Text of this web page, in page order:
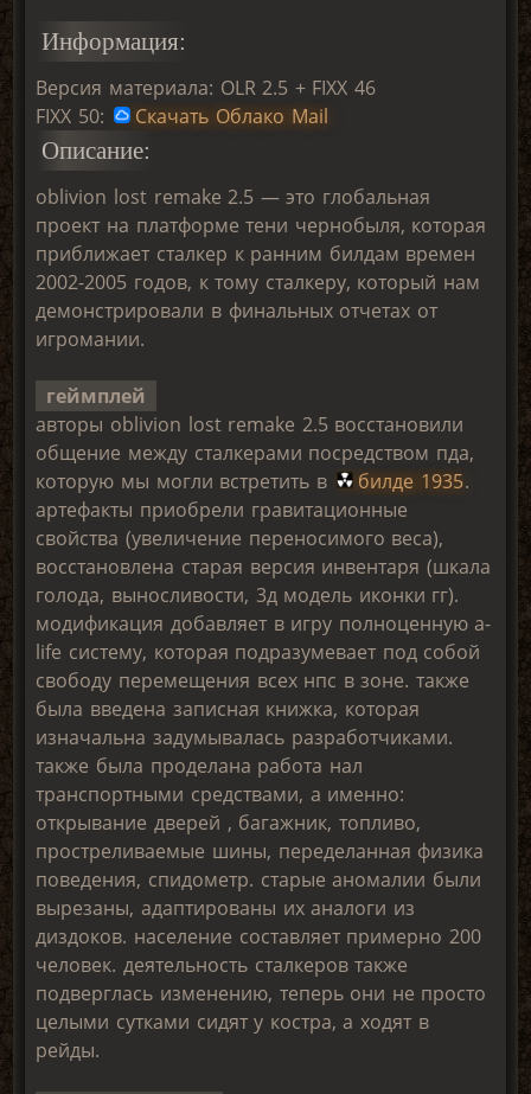
Информация:
Версия материала: OLR 2.5 + FIXX 46
FIXX 50:
Скачать Облако Mail
Описание:
oblivion lost remake 2.5 — это глобальная
проект на платформе тени чернобыля, которая
приближает сталкер к ранним билдам времен
2002-2005 годов, к тому сталкеру, который нам
демонстрировали в финальных отчетах от
игромании.
геймплей
авторы oblivion lost remake 2.5 восстановили
общение между сталкерами посредством пда,
которую мы могли встретить в
билде 1935.
артефакты приобрели гравитационные
свойства (увеличение переносимого веса),
восстановлена старая версия инвентаря (шкала
голода, выносливости, 3д модель иконки гг).
модификация добавляет в игру полноценную a-
life систему, которая подразумевает под собой
свободу перемещения всех нпс в зоне. также
была введена записная книжка, которая
изначальна задумывалась разработчиками.
также была проделана работа нал
транспортными средствами, а именно:
открывание дверей , багажник, топливо,
простреливаемые шины, переделанная физика
поведения, спидометр. старые аномалии были
вырезаны, адаптированы их аналоги из
диздоков. население составляет примерно 200
человек. деятельность сталкеров также
подверглась изменению, теперь они не просто
целыми сутками сидят у костра, а ходят в
рейды.